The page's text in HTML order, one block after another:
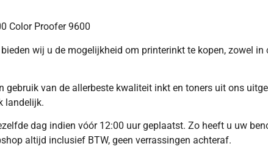
Color Proofer 9600
wij u de mogelijkheid om printerinkt te kopen, zowel
van de allerbeste kwaliteit inkt en toners uit ons
landelijk.
dag indien vóór 12:00 uur geplaatst. Zo heeft u uw
altijd inclusief BTW, geen verrassingen achteraf.